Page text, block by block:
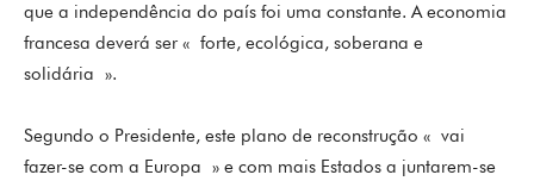
que a independência do país foi uma constante. A economia
francesa deverá ser « forte, ecológica, soberana e
solidária ».
Segundo o Presidente, este plano de reconstrução « vai
fazer-se com a Europa » e com mais Estados a juntarem-se